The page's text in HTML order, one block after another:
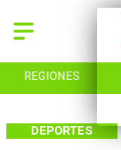
REGIONES
DEPORTES